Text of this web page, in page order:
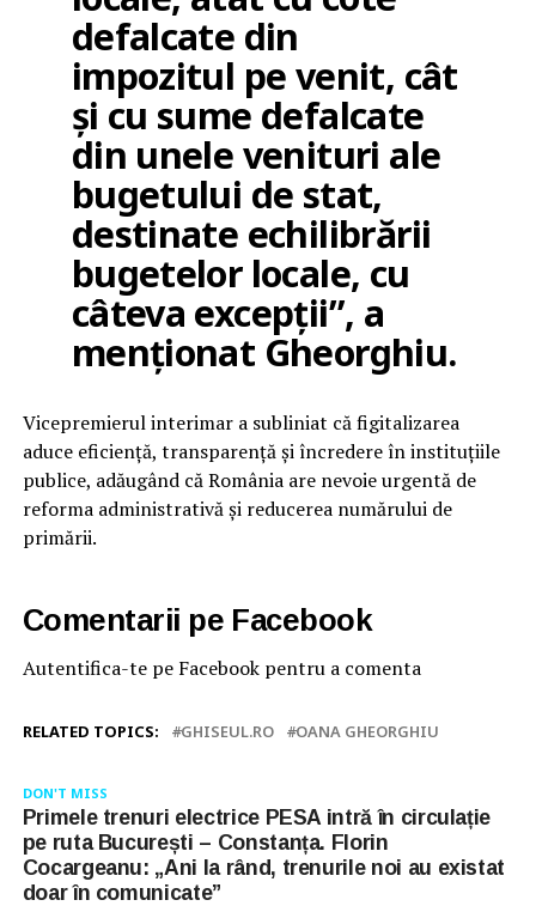
defalcate din
impozitul pe venit, cât
şi cu sume defalcate
din unele venituri ale
bugetului de stat,
destinate echilibrării
bugetelor locale, cu
câteva excepţii”, a
menţionat Gheorghiu.
Vicepremierul interimar a subliniat că figitalizarea
aduce eficienţă, transparenţă şi încredere în instituţiile
publice, adăugând că România are nevoie urgentă de
reforma administrativă şi reducerea numărului de
primării.
Comentarii pe Facebook
Autentifica-te pe Facebook pentru a comenta
RELATED TOPICS: GHISEUL.RO OANA GHEORGHIU
DON'T MISS
Primele trenuri electrice PESA intră în circulație
pe ruta București – Constanța. Florin
Cocargeanu: „Ani la rând, trenurile noi au existat
doar în comunicate”